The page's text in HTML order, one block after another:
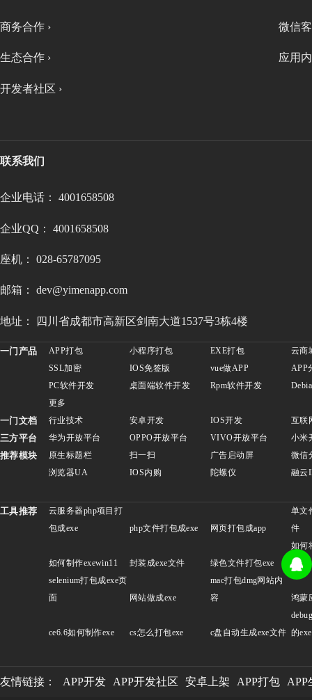
商务合作 ›
生态合作 ›
开发者社区 ›
微信
应用
联系我们
企业电话： 4001658508
企业QQ： 4001658508
座机： 028-65787095
邮箱： dev@yimenapp.com
地址： 四川省成都市高新区剑南大道1537号3栋4楼
一门产品 APP打包 小程序打包 EXE打包
云商
SSL加密
IOS免签版 vue做APP
APP
PC软件开发
桌面端软件开发 Rpm软件开发
更多
一门文档 行业技术 安卓开发 IOS开发 互联
三方平台 华为开放平台 OPPO开放平台 VIVO开放平台 小米
推荐模块 原生标题栏 扫一扫 广告启动屏
微信
浏览器UA
IOS内购 陀螺仪 融云
工具推荐
云服务器php项目打
包成exe
php文件打包成exe 网页打包成app
单文
件
如何制作exewin11 封装成exe文件 绿色文件打包exe
如何
exe
selenium打包成exe页
面
网站做成exe
mac打包dmg网站内
容
鸿蒙
ce6.6如何制作exe cs怎么打包exe c盘自动生成exe文件 的exe
友情链接： APP开发 APP开发社区 安卓上架 APP打包 APP